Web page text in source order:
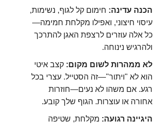
הכנה עדינה: חימום קל לגוף, נשימות,
עיסוי חיצוני, ואפילו מקלחת חמימה—
כל אלה עוזרים לרצפת האגן להתרכך
ולהרגיש נינוחה.
לא ממהרות לשום מקום: קצב איטי
הוא לא "ויתור"—זה הסטייל. עצרי בכל
רגע. אם משהו לא נעים—חוזרות
אחורה או עוצרות. הגוף שלך קובע.
היגיינה רגועה: מקלחת, שטיפה